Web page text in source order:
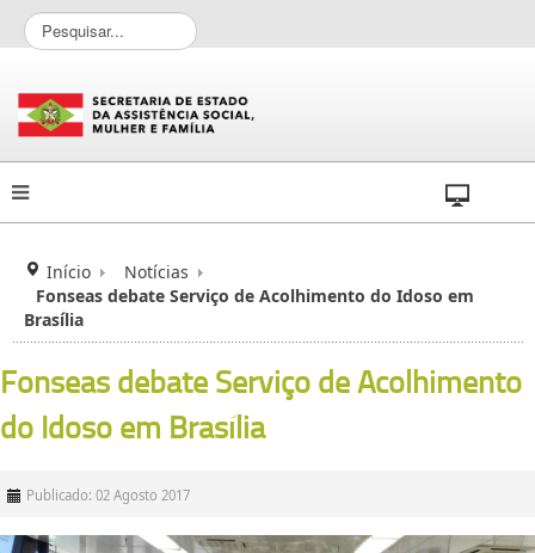
P
e
q
u
i
s
a
Início
Notícias
Fonseas debate Serviço de Acolhimento do Idoso em
Brasília
Fonseas debate Serviço de Acolhimento
do Idoso em Brasília
Publicado: 02 Agosto 2017